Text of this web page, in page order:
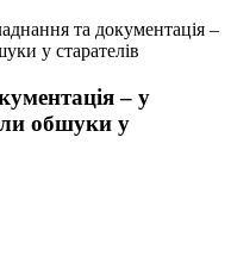
та документація –
у старателів
– у
обшуки у